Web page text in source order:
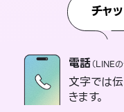
チャ
電話（LINE
文字では
きます。